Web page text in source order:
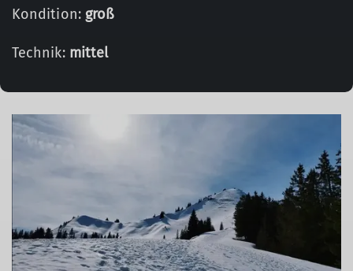
Kondition: groß
Technik: mittel